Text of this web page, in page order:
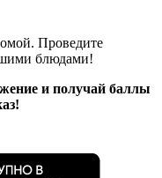
Проведите
блюдами!
и получай баллы